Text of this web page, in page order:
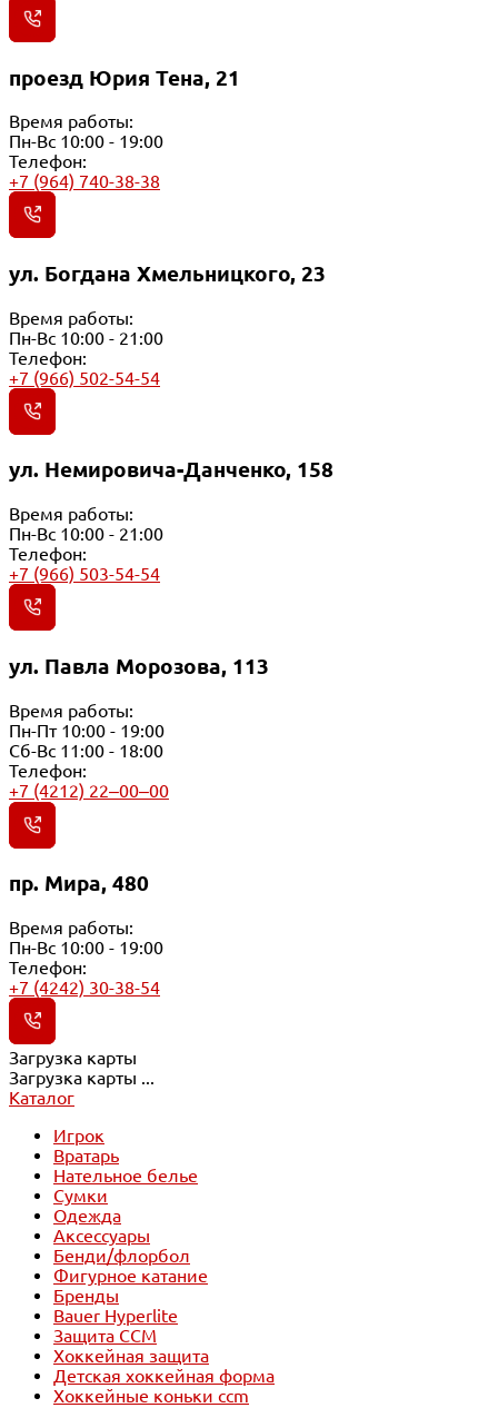
проезд Юрия Тена, 21
Время работы:
Пн-Вс 10:00 - 19:00
Телефон:
+7 (964) 740-38-38
ул. Богдана Хмельницкого, 23
Время работы:
Пн-Вс 10:00 - 21:00
Телефон:
+7 (966) 502-54-54
ул. Немировича-Данченко, 158
Время работы:
Пн-Вс 10:00 - 21:00
Телефон:
+7 (966) 503-54-54
ул. Павла Морозова, 113
Время работы:
Пн-Пт 10:00 - 19:00
Сб-Вс 11:00 - 18:00
Телефон:
+7 (4212) 22‒00‒00
пр. Мира, 480
Время работы:
Пн-Вс 10:00 - 19:00
Телефон:
+7 (4242) 30-38-54
Загрузка карты
Загрузка карты ...
Каталог
Игрок
Вратарь
Нательное белье
Сумки
Одежда
Аксессуары
Бенди/флорбол
Фигурное катание
Бренды
Bauer Hyperlite
Защита CCM
Хоккейная защита
Детская хоккейная форма
Хоккейные коньки ccm